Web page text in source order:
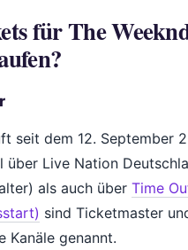
für The
seit dem 12. September
über Live Nation
als auch über Time
sind Ticketmaster
Kanäle genannt.